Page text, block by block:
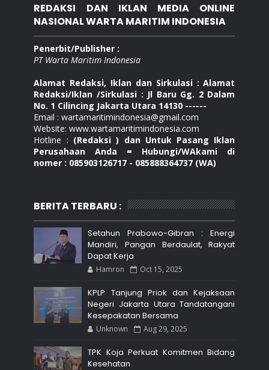
REDAKSI DAN IKLAN MEDIA ONLINE
NASIONAL WARTA MARITIM INDONESIA
Penerbit/Publisher :
PT Warta Maritim Indonesia
Alamat Redaksi, Iklan dan Sirkulasi : Alamat
Redaksi/Iklan /Sirkulasi : Jl Baru Gg. 2 Dalam
No. 1 Cilincing Jakarta Utara 14130 ------
Email : wartamaritimindonesia@gmail.com
Website: www.wartamaritimindonesia.com
Hotline : (Redaksi ) dan Untuk Pasang Iklan
Perusahaan Anda = Hubungi/WAkami di
nomer : 085903126717 - 085888364737 (WA)
BERITA TERBARU :
Setahun Prabowo-Gibran : Energi
Mandiri, Pangan Berdaulat, Rakyat
Dapat Kerja
Hamron Oct 15, 2025
KPLP Tanjung Priok dan Kejaksaan
Negeri Jakarta Utara Tandatangani
Kesepakatan Bersama
Unknown Aug 29, 2025
TPK Koja Perkuat Komitmen Bidang
Kesehatan